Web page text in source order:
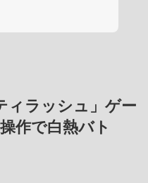
ィラッシュ」ゲー
作で白熱バト